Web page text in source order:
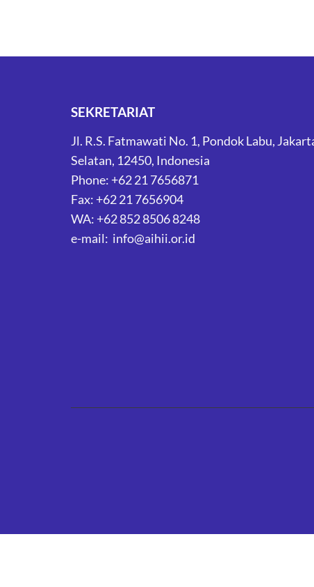
SEKRETARIAT
Jl. R.S. Fatmawati No. 1, Pondok Labu,
Selatan, 12450, Indonesia
Phone: +62 21 7656871
Fax: +62 21 7656904
WA: +62 852 8506 8248
e-mail: info@aihii.or.id